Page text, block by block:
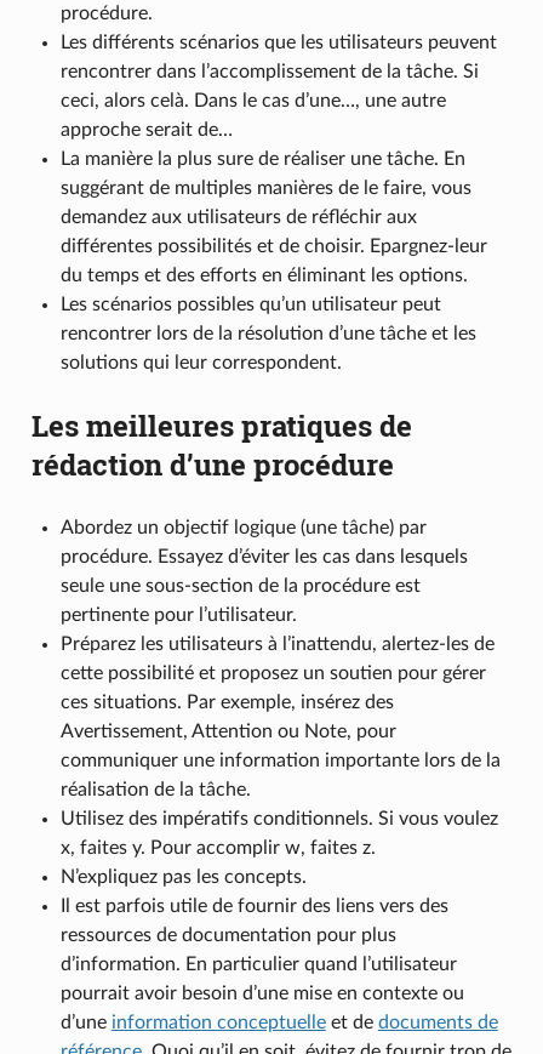
procédure.
Les différents scénarios que les utilisateurs peuvent
rencontrer dans l’accomplissement de la tâche. Si
ceci, alors celà. Dans le cas d’une…, une autre
approche serait de…
La manière la plus sure de réaliser une tâche. En
suggérant de multiples manières de le faire, vous
demandez aux utilisateurs de réfléchir aux
différentes possibilités et de choisir. Epargnez-leur
du temps et des efforts en éliminant les options.
Les scénarios possibles qu’un utilisateur peut
rencontrer lors de la résolution d’une tâche et les
solutions qui leur correspondent.
Les meilleures pratiques de
rédaction d’une procédure
Abordez un objectif logique (une tâche) par
procédure. Essayez d’éviter les cas dans lesquels
seule une sous-section de la procédure est
pertinente pour l’utilisateur.
Préparez les utilisateurs à l’inattendu, alertez-les de
cette possibilité et proposez un soutien pour gérer
ces situations. Par exemple, insérez des
Avertissement, Attention ou Note, pour
communiquer une information importante lors de la
réalisation de la tâche.
Utilisez des impératifs conditionnels. Si vous voulez
x, faites y. Pour accomplir w, faites z.
N’expliquez pas les concepts.
Il est parfois utile de fournir des liens vers des
ressources de documentation pour plus
d’information. En particulier quand l’utilisateur
pourrait avoir besoin d’une mise en contexte ou
d’une information conceptuelleet de documents de